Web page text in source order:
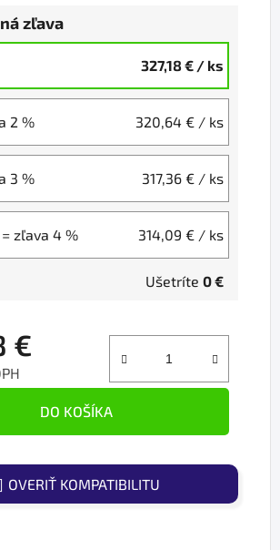
zľava
327,18 € / ks
2 % 320,64 € / ks
3 % 317,36 € / ks
zľava 4 % 314,09 € / ks
Ušetríte 0 €
€
DO KOŠÍKA
OVERIŤ KOMPATIBILITU